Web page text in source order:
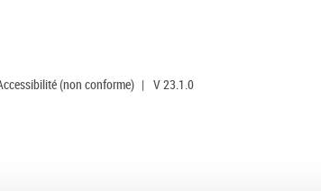
(non conforme) | V 23.1.0